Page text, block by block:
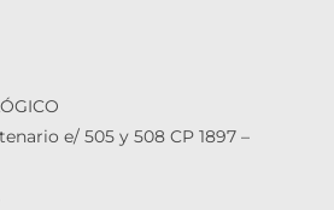
e/ 505 y 508 CP 1897 –